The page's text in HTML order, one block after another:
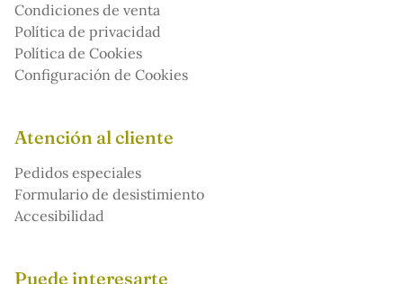
Condiciones de venta
Política de privacidad
Política de Cookies
Configuración de Cookies
Atención al cliente
Pedidos especiales
Formulario de desistimiento
Accesibilidad
Puede interesarte